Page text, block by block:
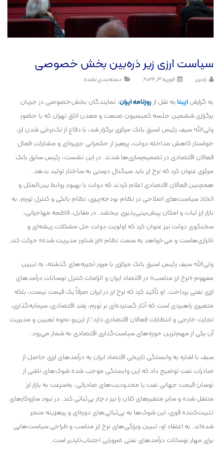
سیاست ارزی زیر ذره‌بین بخش خصوصی
رادین فوریه 3, 2026 دسته‌بندی نشده
به گزارشایبنابه نقل ازروزنامه ایران، نمایندگان بخش‌خصوصی در جریان
برگزاری ششمین جلسه کمیسیون صنعت و معدن اتاق تهران که با حضور
ولی‌الله سیف رئیس اسبق بانک مرکزی برگزار شد، با دفاع از تک‌نرخی شدن ارز،
خواستار کاهش مداخله دولت، پرهیز از حکمرانی جزیره‌ای و مشارکت فعال
فعالان اقتصادی در تصمیم‌سازی‌ها شدند. در این نشست، رئیس سابق بانک
مرکزی عنوان کرد که نرخ ارز باید سیگنال درستی به ساختار تولید بدهد.
همچنین فعالان اقتصادی اعلام کردند که دولت با بهبود روابط بین‌الملل و
اتخاذ سیاست‌های اصلاحی در نظام بودجه‌ریزی، نظام بانکی و کنترل تورم، به
بازار ارز ثبات و امکان پیش‌بینی‌پذیری ببخشد. در مقابل، فاطمه مهاجرانی،
سخنگوی دولت نیز عنوان کرد که اولویت دولت حل مشکلات ریشه‌ای و
ناترازی‌هاست و می‌خواهد به سمت نظام «ارز شناور مدیریت شده» حرکت کند.
ولی‌الله سیف رئیس اسبق بانک مرکزی با مرور تجربه‌های گذشته، به تبیین
مفهوم «نرخ ارز مناسب» در اقتصاد ایران و الزامات کنترل نوسانات درآمد‌های
ارزی نفتی پرداخت. او تأکید کرد که نرخ ارز در ایران صرفاً یک قیمت نیست، بلکه
متغیری راهبردی است که آثار گسترده‌ای بر تورم، رشد اقتصادی، سرمایه‌گذاری،
تجارت خارجی و انتظارات فعالان اقتصادی دارد؛ از این‌رو نحوه تعیین و مدیریت
آن یکی از مهم‌ترین حوزه‌های سیاست‌گذاری اقتصادی به شمار می‌رود.
سیف با اشاره به وابستگی تاریخی اقتصاد ایران به درآمد‌های ارزی حاصل از
صادرات نفت توضیح داد که این وابستگی موجب شده شوک‌های ناشی از
نوسان قیمت جهانی نفت یا محدودیت‌های صادراتی، به‌سرعت به بازار ارز
منتقل شده و سایر متغیر‌های کلان را نیز دچار بی‌ثباتی کند. در نبود سازوکار‌های
تثبیت‌کننده قوی، این شوک‌ها به بی‌ثباتی‌های دوره‌ای و پرهزینه منجر
شده‌اند. به اعتقاد او، تبیین ویژگی‌های نرخ ارز مناسب و طراحی سیاست‌هایی
برای مهار نوسانات درآمد‌های نفتی ضرورتی اجتناب‌ناپذیر است.